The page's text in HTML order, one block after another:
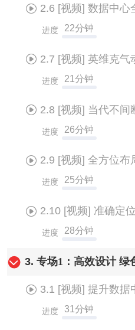
2.6 [视频] 数据中心
进度 22分钟
2.7 [视频] 英维克气
进度 21分钟
2.8 [视频] 当代不间
进度 26分钟
2.9 [视频] 全方位布局和
进度 25分钟
2.10 [视频] 准确定位 全
进度 28分钟
3. 专场1：高效设计 绿
3.1 [视频] 提升数据
进度 31分钟